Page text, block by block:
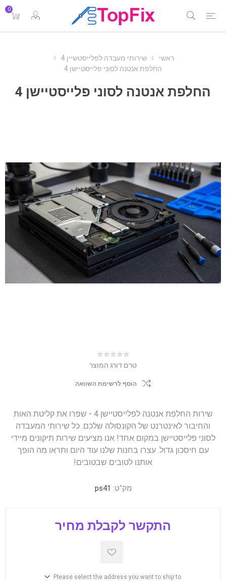
0
ראשי
שירותי מעבדה לפלייסטשיין 4
החלפת אנטנה לסוני פלייסטיישן 4
החלפת אנטנה לסוני פלייסטיישן 4
טרם דורג המוצר
הוסף לרשימת השוואה
שירות החלפת אנטנה לפלייסטיישן 4 - שפרו את קליטת האות
והחיבור לאינטרנט של הקונסולה שלכם. כל שירותי המעבדה
לסוני פלייסטיישן במקום אחד! אנו מציעים שירות תיקונים מיידי
עם חיסכון גדול. עצרו בחנות שלנו עוד היום ותראו מה הופך
אותנו לטובים שבטובים!
מק"ט: ps41
התקשר לקבלת מחיר
Please select the address you want to ship to